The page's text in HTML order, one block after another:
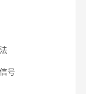
号